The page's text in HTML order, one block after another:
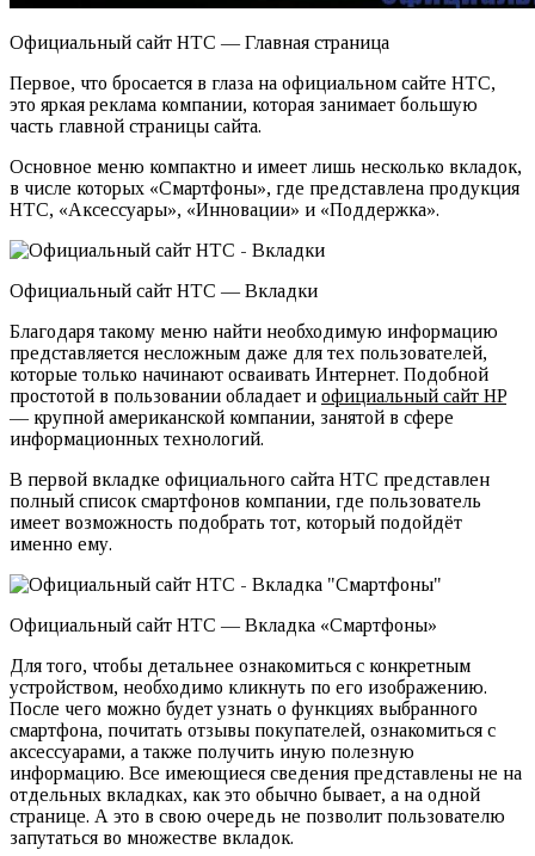
Официальный сайт HTC — Главная страница
Первое, что бросается в глаза на официальном сайте НТС,
это яркая реклама компании, которая занимает большую
часть главной страницы сайта.
Основное меню компактно и имеет лишь несколько вкладок,
в числе которых «Смартфоны», где представлена продукция
НТС, «Аксессуары», «Инновации» и «Поддержка».
Официальный сайт HTC — Вкладки
Благодаря такому меню найти необходимую информацию
представляется несложным даже для тех пользователей,
которые только начинают осваивать Интернет. Подобной
простотой в пользовании обладает и официальный сайт HP
— крупной американской компании, занятой в сфере
информационных технологий.
В первой вкладке официального сайта НТС представлен
полный список смартфонов компании, где пользователь
имеет возможность подобрать тот, который подойдёт
именно ему.
Официальный сайт HTC — Вкладка «Смартфоны»
Для того, чтобы детальнее ознакомиться с конкретным
устройством, необходимо кликнуть по его изображению.
После чего можно будет узнать о функциях выбранного
смартфона, почитать отзывы покупателей, ознакомиться с
аксессуарами, а также получить иную полезную
информацию. Все имеющиеся сведения представлены не на
отдельных вкладках, как это обычно бывает, а на одной
странице. А это в свою очередь не позволит пользователю
запутаться во множестве вкладок.